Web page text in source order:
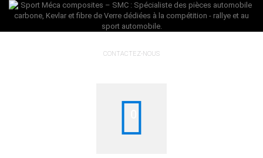
CONTACTEZ-NOUS